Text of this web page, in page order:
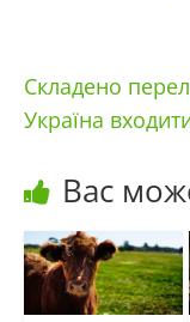
Складено
Україна
Вас